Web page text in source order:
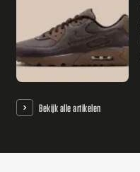
Bekijk alle artikelen